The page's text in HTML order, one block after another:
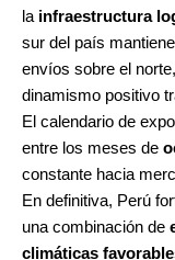
la infraestructura
sur del país
envíos sobre el
dinamismo positivo
El calendario de
entre los meses de
constante hacia
En definitiva, Perú
una combinación de
climáticas